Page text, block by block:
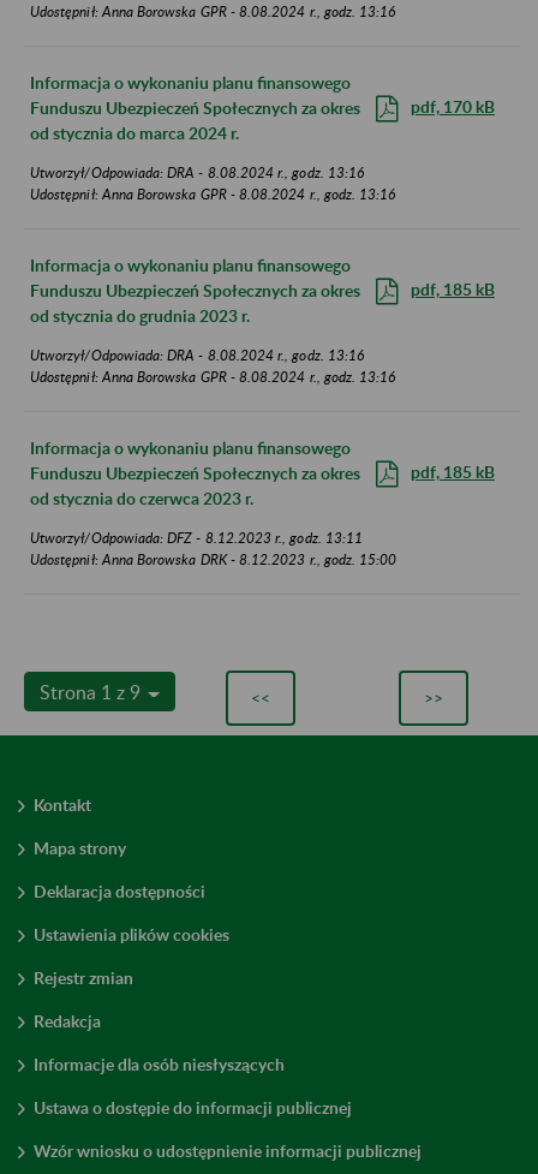
Udostępnił: Anna Borowska GPR - 8.08.2024 r., godz. 13:16
Informacja o wykonaniu planu finansowego
Funduszu Ubezpieczeń Społecznych za okres
od stycznia do marca 2024 r.
pdf, 170 kB
Utworzył/Odpowiada: DRA - 8.08.2024 r., godz. 13:16
Udostępnił: Anna Borowska GPR - 8.08.2024 r., godz. 13:16
Informacja o wykonaniu planu finansowego
Funduszu Ubezpieczeń Społecznych za okres
od stycznia do grudnia 2023 r.
pdf, 185 kB
Utworzył/Odpowiada: DRA - 8.08.2024 r., godz. 13:16
Udostępnił: Anna Borowska GPR - 8.08.2024 r., godz. 13:16
Informacja o wykonaniu planu finansowego
Funduszu Ubezpieczeń Społecznych za okres
od stycznia do czerwca 2023 r.
pdf, 185 kB
Utworzył/Odpowiada: DFZ - 8.12.2023 r., godz. 13:11
Udostępnił: Anna Borowska DRK - 8.12.2023 r., godz. 15:00
Strona 1 z 9 << >>
Kontakt
Mapa strony
Deklaracja dostępności
Ustawienia plików cookies
Rejestr zmian
Redakcja
Informacje dla osób niesłyszących
Ustawa o dostępie do informacji publicznej
Wzór wniosku o udostępnienie informacji publicznej